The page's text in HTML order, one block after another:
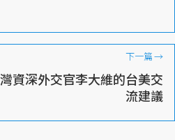
下一篇→
資深外交官李大維的台美交
流建議